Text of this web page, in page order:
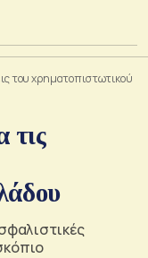
του χρηματοπιστωτικού
τις